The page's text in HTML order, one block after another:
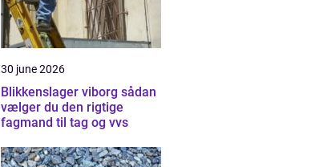
30 june 2026
Blikkenslager viborg sådan
vælger du den rigtige
fagmand til tag og vvs